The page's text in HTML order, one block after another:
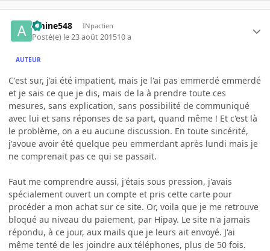
amine548 INpactien
Posté(e) le 23 août 201510 a
AUTEUR
C'est sur, j'ai été impatient, mais je l'ai pas emmerdé emmerdé
et je sais ce que je dis, mais de la à prendre toute ces
mesures, sans explication, sans possibilité de communiqué
avec lui et sans réponses de sa part, quand même ! Et c'est là
le problème, on a eu aucune discussion. En toute sincérité,
j'avoue avoir été quelque peu emmerdant après lundi mais je
ne comprenait pas ce qui se passait.
Faut me comprendre aussi, j'étais sous pression, j'avais
spécialement ouvert un compte et pris cette carte pour
procéder a mon achat sur ce site. Or, voila que je me retrouve
bloqué au niveau du paiement, par Hipay. Le site n'a jamais
répondu, à ce jour, aux mails que je leurs ait envoyé. J'ai
même tenté de les joindre aux téléphones, plus de 50 fois.